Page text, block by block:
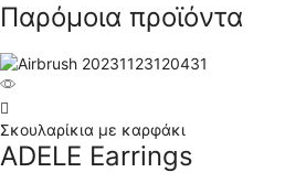
Παρόμοια προϊόντα
Σκουλαρίκια με καρφάκι
ADELE Earrings